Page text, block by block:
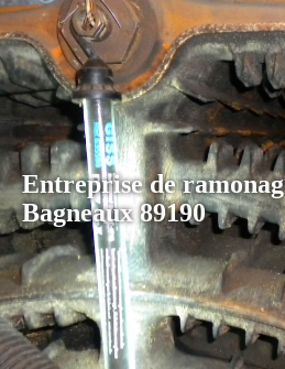
Entreprise de
Bagneaux 89190